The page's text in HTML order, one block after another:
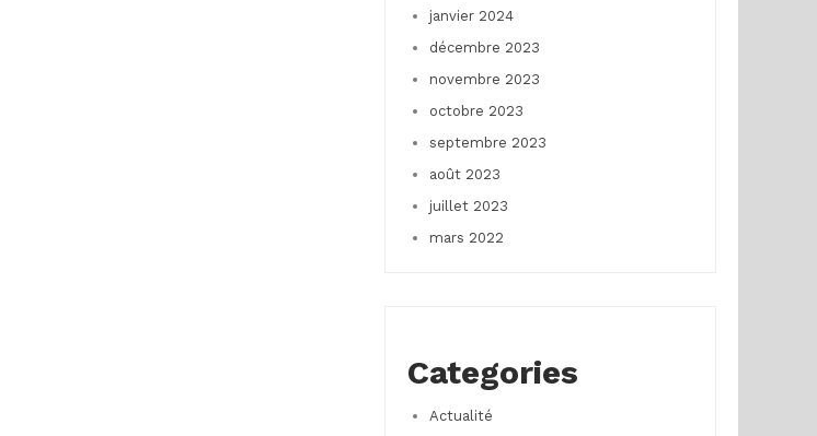
janvier 2024
décembre 2023
novembre 2023
octobre 2023
septembre 2023
août 2023
juillet 2023
mars 2022
Categories
Actualité